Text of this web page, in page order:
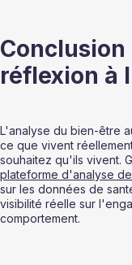
Conclusion
réflexion à
L'analyse du bien-être
ce que vivent
souhaitez qu'ils vivent.
plateforme d'analyse
sur les données de
visibilité réelle sur
comportement.